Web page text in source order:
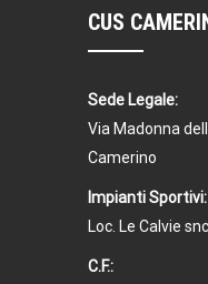
CUS
Sede Legale:
Via Madonna
Camerino
Impianti Sportivi:
Loc. Le Calvie
C.F.: